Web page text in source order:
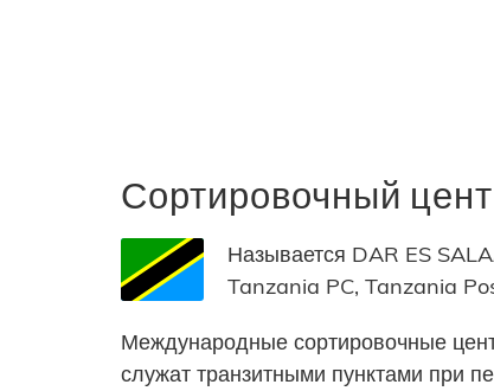
Сортировочный
Называется DAR ES
Tanzania PC, Tanzania
Международные сортировочные
служат транзитными пунктами при